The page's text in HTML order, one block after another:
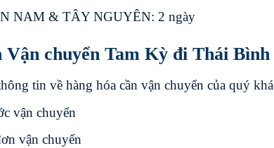
NAM & TÂY NGUYÊN: 2 ngày
chuyển Tam Kỳ đi Thái Bình
tin về hàng hóa cần vận chuyển của quý
vận chuyển
vận chuyển